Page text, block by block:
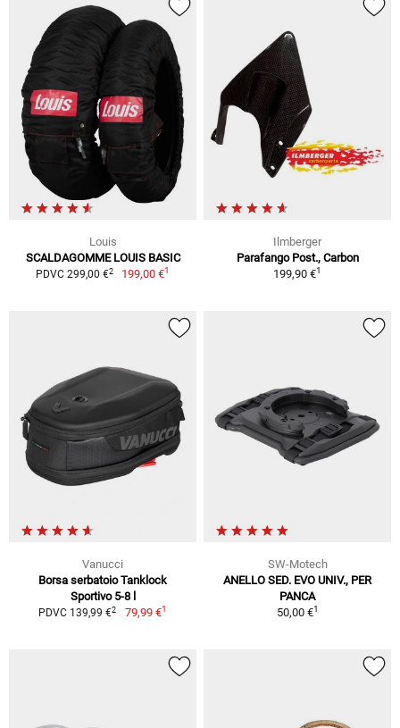
Louis
SCALDAGOMME LOUIS BASIC
PDVC 299,00 €2 199,00 €1
Ilmberger
Parafango Post., Carbon
199,90 €1
Vanucci
Borsa serbatoio Tanklock
Sportivo 5-8 l
PDVC 139,99 €2 79,99 €1
SW-Motech
ANELLO SED. EVO UNIV., PER
PANCA
50,00 €1